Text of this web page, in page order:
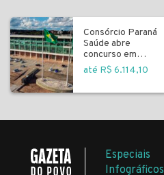
Consórcio Paraná
Saúde abre
concurso em
Curitiba
até R$ 6.114,10
Especiais
Infográficos